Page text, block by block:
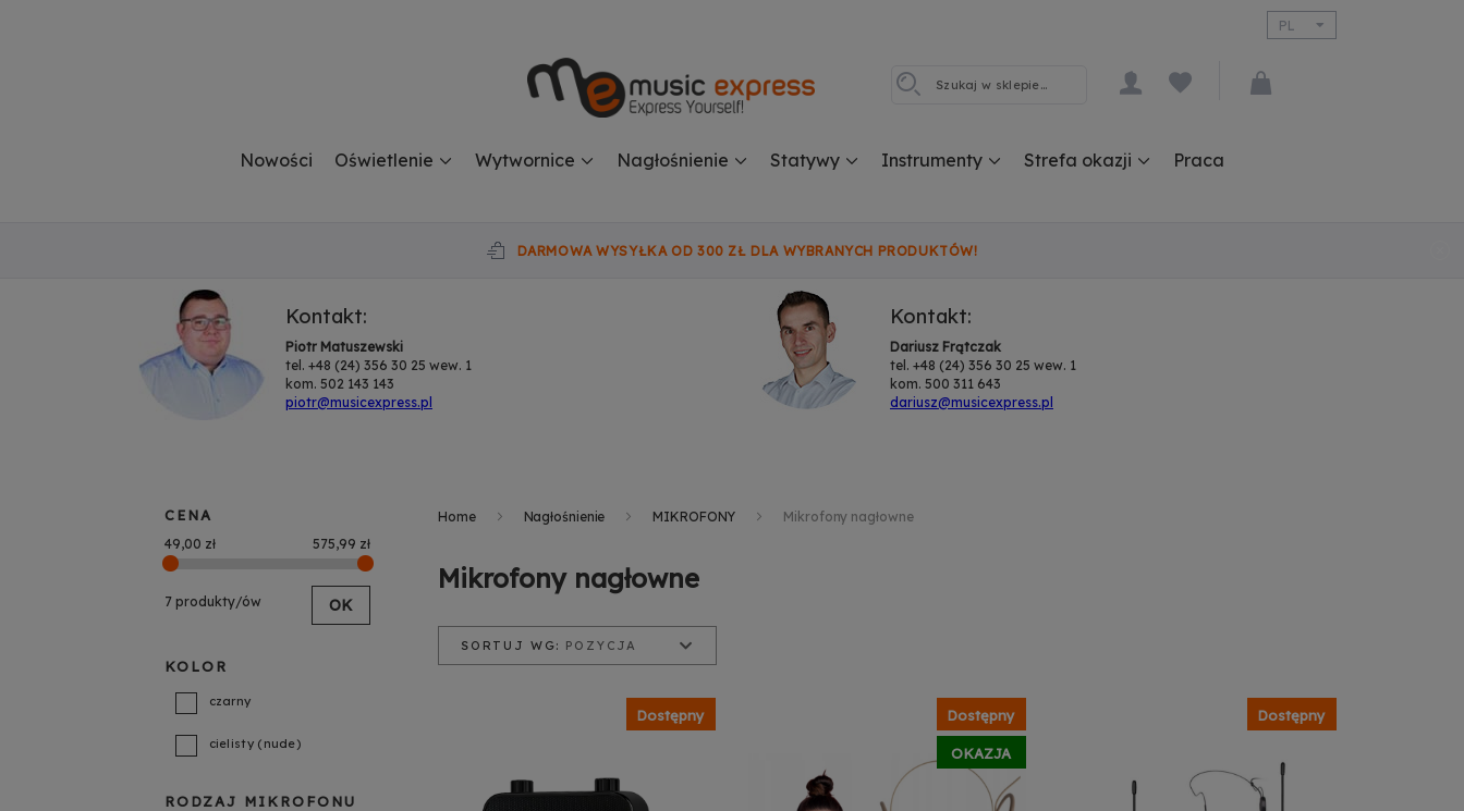
PL
Nowości Oświetlenie Wytwornice Nagłośnienie Statywy Instrumenty Strefa okazji Praca
DARMOWA WYSYŁKA OD 300 ZŁ DLA WYBRANYCH PRODUKTÓW!
Kontakt:
Piotr Matuszewski
tel. +48 (24) 356 30 25 wew. 1
kom. 502 143 143
piotr@musicexpress.pl
Kontakt:
Dariusz Frątczak
tel. +48 (24) 356 30 25 wew. 1
kom. 500 311 643
dariusz@musicexpress.pl
Home Nagłośnienie MIKROFONY Mikrofony nagłowne
SORTUJ WG: POZYCJA
Dostępny Dostępny
OKAZJA
Dostępny
Mikrofony nagłowne
CENA
49,00 zł 575,99 zł
7 produkty/ów OK
KOLOR
czarny
cielisty (nude)
RODZAJ MIKROFONU